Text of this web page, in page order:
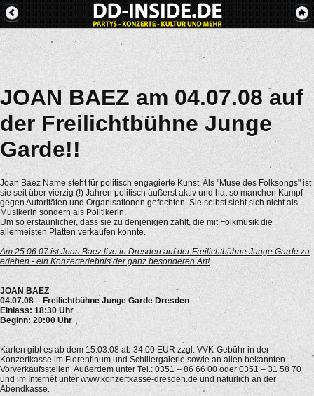
JOAN BAEZ am 04.07.08 auf
der Freilichtbühne Junge
Garde!!
Joan Baez Name steht für politisch engagierte Kunst. Als "Muse des Folksongs" ist
sie seit über vierzig (!) Jahren politisch äußerst aktiv und hat so manchen Kampf
gegen Autoritäten und Organisationen gefochten. Sie selbst sieht sich nicht als
Musikerin sondern als Politikerin.
Um so erstaunlicher, dass sie zu denjenigen zählt, die mit Folkmusik die
allermeisten Platten verkaufen konnte.
Am 25.06.07 ist Joan Baez live in Dresden auf der Freilichtbühne Junge Garde zu
erleben - ein Konzerterlebnis der ganz besonderen Art!
JOAN BAEZ
04.07.08 – Freilichtbühne Junge Garde Dresden
Einlass: 18:30 Uhr
Beginn: 20:00 Uhr
Karten gibt es ab dem 15.03.08 ab 34,00 EUR zzgl. VVK-Gebühr in der
Konzertkasse im Florentinum und Schillergalerie sowie an allen bekannten
Vorverkaufsstellen. Außerdem unter Tel.: 0351 – 86 66 00 oder 0351 – 31 58 70
und im Internet unter www.konzertkasse-dresden.de und natürlich an der
Abendkasse.